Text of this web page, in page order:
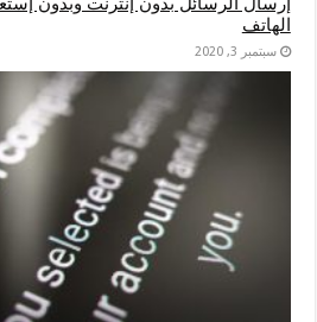
الهاتف
سبتمبر 3, 2020